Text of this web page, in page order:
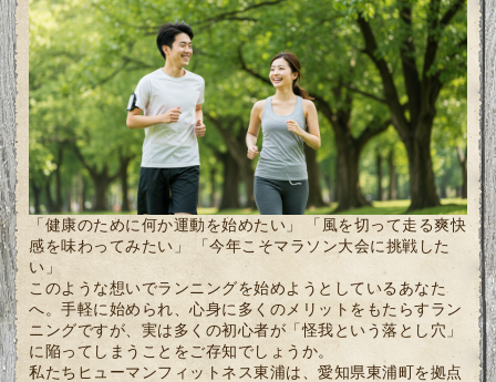
「健康のために何か運動を始めたい」 「風を切って走る爽快
感を味わってみたい」 「今年こそマラソン大会に挑戦した
い」
このような想いでランニングを始めようとしているあなた
へ。手軽に始められ、心身に多くのメリットをもたらすラン
ニングですが、実は多くの初心者が「怪我という落とし穴」
に陥ってしまうことをご存知でしょうか。
私たちヒューマンフィットネス東浦は、愛知県東浦町を拠点